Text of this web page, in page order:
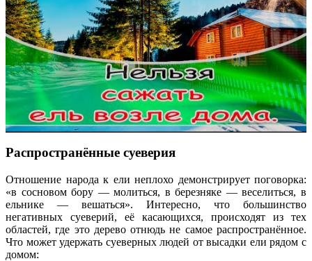
Распространённые суеверия
Отношение народа к ели неплохо демонстрирует поговорка:
«в сосновом бору — молиться, в березняке — веселиться, в
ельнике — вешаться». Интересно, что большинство
негативных суеверий, её касающихся, происходят из тех
областей, где это дерево отнюдь не самое распространённое.
Что может удержать суеверных людей от высадки ели рядом с
домом: